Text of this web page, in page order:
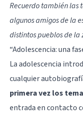
Recuerdo también las
algunos amigos de la
distintos pueblos de la
“Adolescencia: una
La adolescencia
cualquier
primera vez los
entrada en contacto